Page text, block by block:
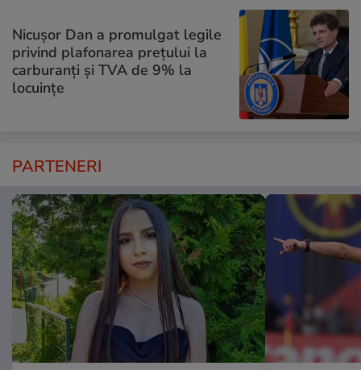
Nicușor Dan a promulgat legile
privind plafonarea prețului la
carburanți și TVA de 9% la
locuințe
PARTENERI